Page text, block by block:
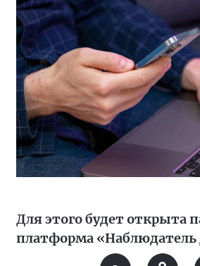
Для этого будет открыта
платформа «Наблюдатель